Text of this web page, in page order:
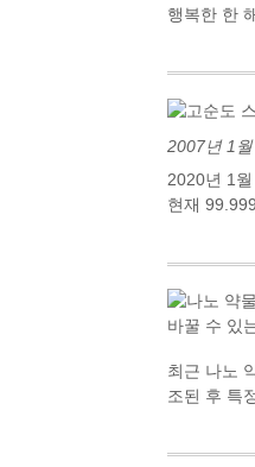
행복한 한
2007년 1
2020년 1
현재
최근 나노
조된 후 특